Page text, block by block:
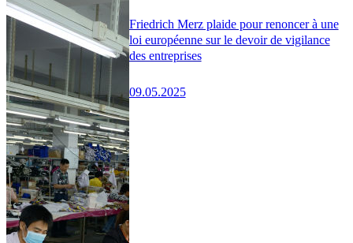
Friedrich Merz plaide pour renoncer à une
loi européenne sur le devoir de vigilance
des entreprises
09.05.2025